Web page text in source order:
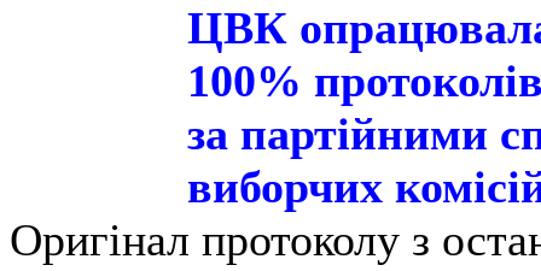
ЦВК
100%
за партійними
виборчих
Оригінал протоколу з